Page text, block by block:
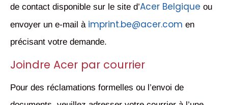
de contact disponible sur le site d’Acer Belgique ou
envoyer un e-mail à imprint.be@acer.com en
précisant votre demande.
Joindre Acer par courrier
Pour des réclamations formelles ou l’envoi de